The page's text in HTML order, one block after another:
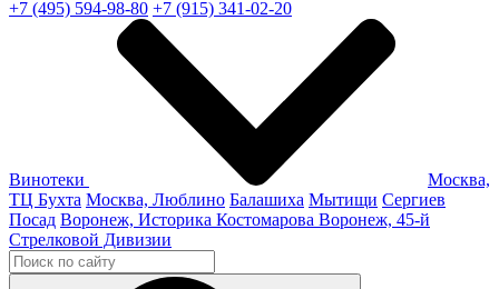
+7 (495) 594-98-80 +7 (915) 341-02-20
Винотеки
Москва,
ТЦ Бухта Москва, Люблино Балашиха Мытищи Сергиев
Посад Воронеж, Историка Костомарова Воронеж, 45-й
Стрелковой Дивизии